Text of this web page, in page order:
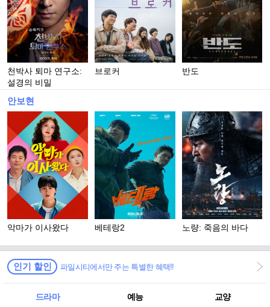
천박사 퇴마 연구소:
설경의 비밀
브로커 반도
안보현
악마가 이사왔다 베테랑2 노량: 죽음의 바다
인기 할인 파일시티에서만 주는 특별한 혜택!!
드라마 예능 교양